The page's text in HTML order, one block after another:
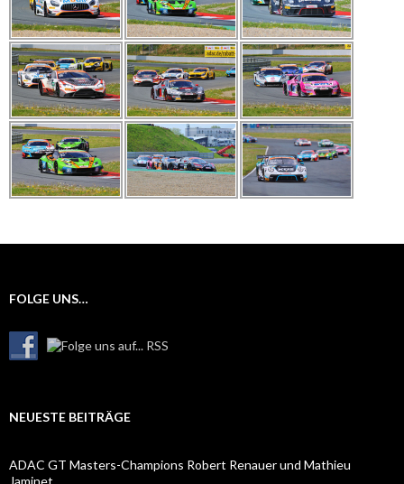
FOLGE UNS…
NEUESTE BEITRÄGE
ADAC GT Masters-Champions Robert Renauer und Mathieu
Jaminet